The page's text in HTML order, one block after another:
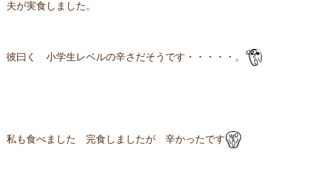
夫が実食しました。
彼曰く 小学生レベルの辛さだそうです・・・・・。
私も食べました 完食しましたが 辛かったです